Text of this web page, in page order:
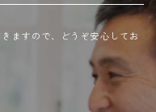
ますので、どうぞ安心してお